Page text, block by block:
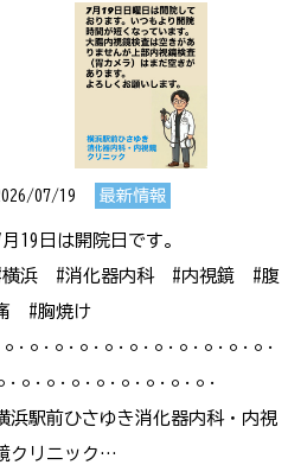
07/19 最新情報
19日は開院日です。
横浜　#消化器内科　#内視鏡　#腹
　#胸焼け
浜駅前ひさゆき消化器内科・内視
クリニック